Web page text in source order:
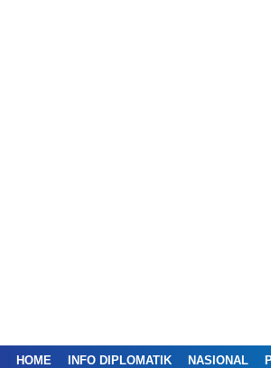
HOME INFO DIPLOMATIK NASIONAL